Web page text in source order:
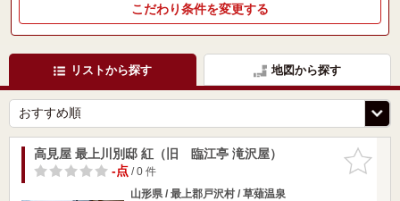
こだわり条件を変更する
リストから探す 地図から探す
お気に入
りに追加
高見屋 最上川別邸 紅（旧 臨江亭 滝沢屋）
-点/ 0 件
山形県 / 最上郡戸沢村 / 草薙温泉